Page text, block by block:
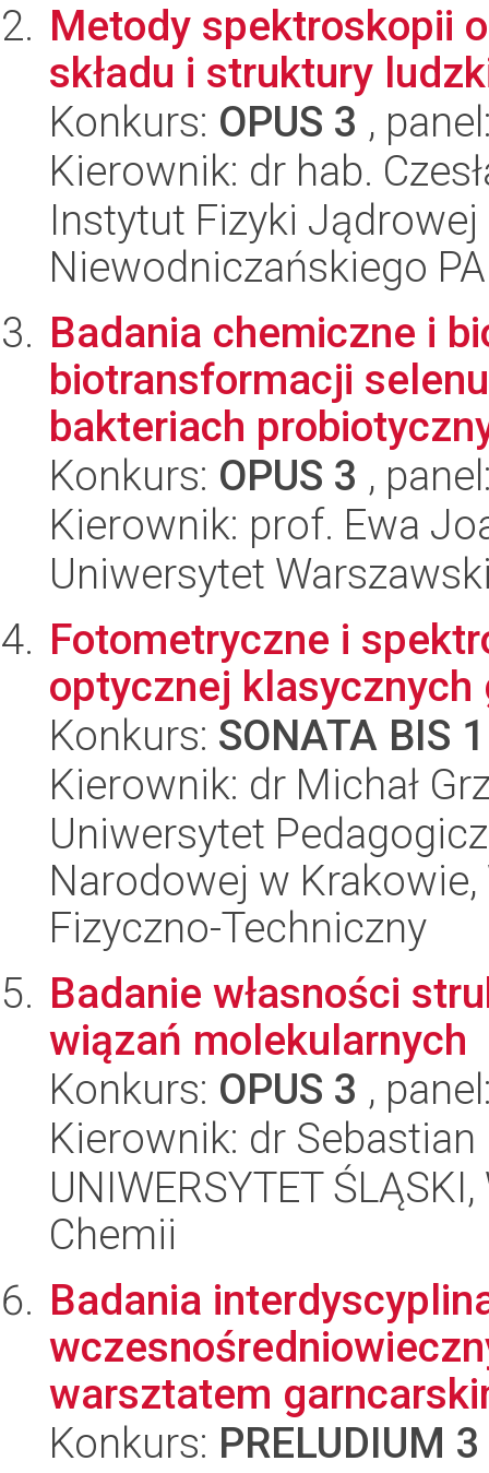
Metody spektroskopii
składu i struktury
Konkurs: OPUS 3 ,
Kierownik: dr hab.
Instytut Fizyki
Niewodniczańskiego
Badania chemiczne i
biotransformacji
bakteriach
Konkurs: OPUS 3 ,
Kierownik: prof. Ewa
Uniwersytet
Fotometryczne i
optycznej klasycznych
Konkurs: SONATA BIS 1
Kierownik: dr Michał
Uniwersytet
Narodowej w
Fizyczno-Techniczny
Badanie własności
wiązań molekularnych
Konkurs: OPUS 3 ,
Kierownik: dr
UNIWERSYTET
Chemii
Badania
warsztatem
Konkurs: PRELUDIUM 3